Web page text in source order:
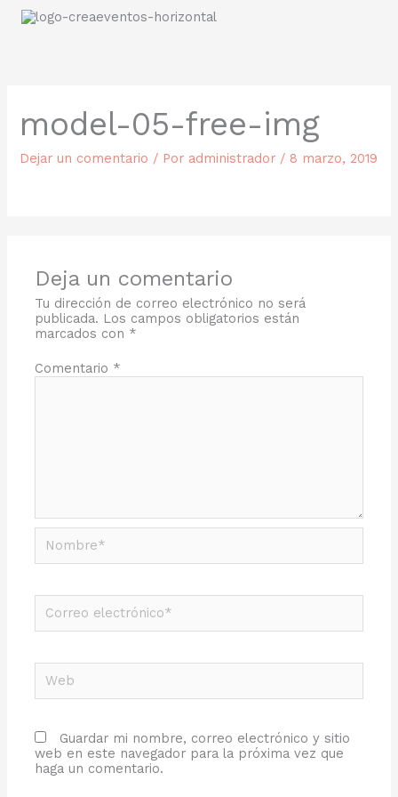
model-05-free-img
Dejar un comentario / Por administrador / 8 marzo, 2019
Deja un comentario
Tu dirección de correo electrónico no será
publicada. Los campos obligatorios están
marcados con *
Comentario *
Nombre*
Correo
electrónico*
Guardar mi nombre, correo electrónico y sitio
web en este navegador para la próxima vez que
haga un comentario.